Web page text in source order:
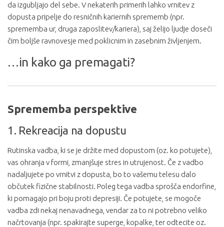
da izgubljajo del sebe. V nekaterih primerih lahko vrnitev z
dopusta pripelje do resničnih kariernih sprememb (npr.
sprememba ur, druga zaposlitev/kariera), saj želijo ljudje doseči
čim boljše ravnovesje med poklicnim in zasebnim življenjem.
…in kako ga premagati?
Sprememba perspektive
1. Rekreacija na dopustu
Rutinska vadba, ki se je držite med dopustom (oz. ko potujete),
vas ohranja v formi, zmanjšuje stres in utrujenost. Če z vadbo
nadaljujete po vrnitvi z dopusta, bo to vašemu telesu dalo
občutek fizične stabilnosti. Poleg tega vadba sprošča endorfine,
ki pomagajo pri boju proti depresiji. Če potujete, se mogoče
vadba zdi nekaj nenavadnega, vendar za to ni potrebno veliko
načrtovanja (npr. spakirajte superge, kopalke, ter odtecite oz.